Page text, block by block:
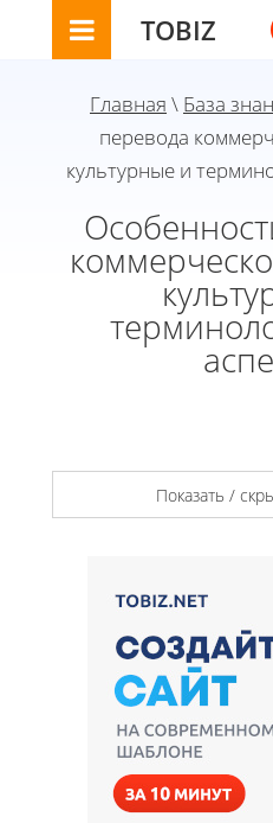
TOBIZ
Главная \ База
перевода
культурные и
Показать /